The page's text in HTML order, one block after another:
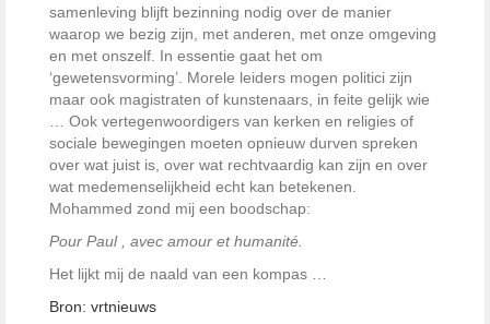
samenleving blijft bezinning nodig over de manier
waarop we bezig zijn, met anderen, met onze omgeving
en met onszelf. In essentie gaat het om
‘gewetensvorming’. Morele leiders mogen politici zijn
maar ook magistraten of kunstenaars, in feite gelijk wie
… Ook vertegenwoordigers van kerken en religies of
sociale bewegingen moeten opnieuw durven spreken
over wat juist is, over wat rechtvaardig kan zijn en over
wat medemenselijkheid echt kan betekenen.
Mohammed zond mij een boodschap:
Pour Paul , avec amour et humanité.
Het lijkt mij de naald van een kompas …
Bron: vrtnieuws